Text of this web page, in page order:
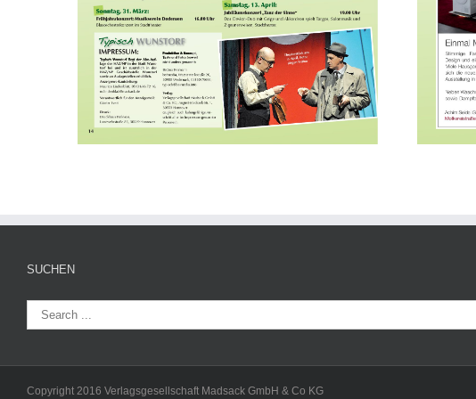
SUCHEN
Copyright 2016 Verlagsgesellschaft Madsack GmbH & Co KG